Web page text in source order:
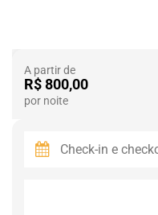
A partir de
R$ 800,00
por noite